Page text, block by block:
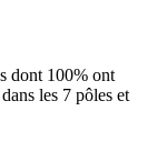
dont 100% ont
les 7 pôles et